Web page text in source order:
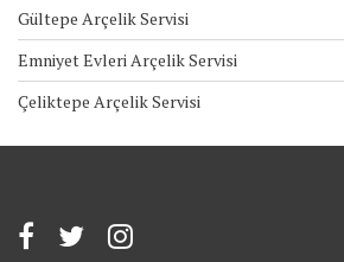
Gültepe Arçelik Servisi
Emniyet Evleri Arçelik Servisi
Çeliktepe Arçelik Servisi